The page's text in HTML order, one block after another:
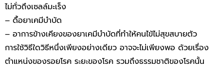
ไม่ทั่วถึงเซลล์มะเร็ง
– ดื้อยาเคมีบำบัด
– อาการข้างเคียงของยาเคมีบำบัดที่ทำให้คนไข้ไม่สุขสบายตัว
การใช้วิธีใดวิธีหนึ่งเพียงอย่างเดียว อาจจะไม่เพียงพอ ด้วยเรื่อง
ตำแหน่งของรอยโรค ระยะของโรค รวมถึงธรรมชาติของโรคนั้น